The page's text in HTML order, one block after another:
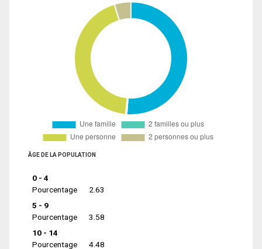
ÂGE DE LA POPULATION
0 - 4
Pourcentage
2.63
5 - 9
Pourcentage
3.58
10 - 14
Pourcentage
4.48